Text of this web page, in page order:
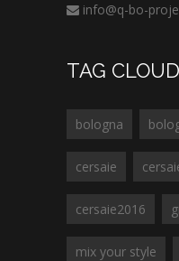
info@q-bo-
TAG CLOUD
bologna
cersaie
cersaie2016
mix your style